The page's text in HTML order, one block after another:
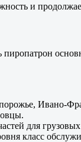
и
Ивано-
для
класс